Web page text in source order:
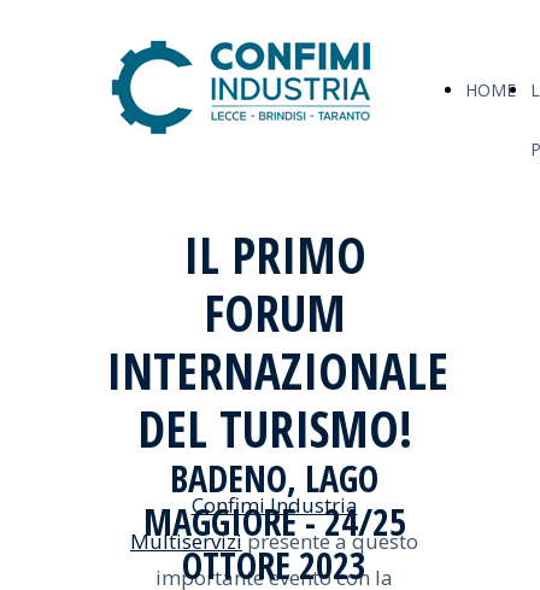
HOME
IL PRIMO
FORUM
INTERNAZIONALE
DEL TURISMO!
BADENO, LAGO
MAGGIORE - 24/25
OTTORE 2023
Confimi Industria
Multiservizipresente a questo
importante evento con la